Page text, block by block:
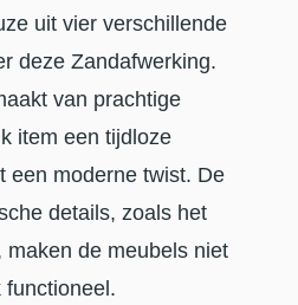
uit vier verschillende
deze Zandafwerking.
van prachtige
item een ​​tijdloze
een moderne twist. De
details, zoals het
de meubels niet
functioneel.